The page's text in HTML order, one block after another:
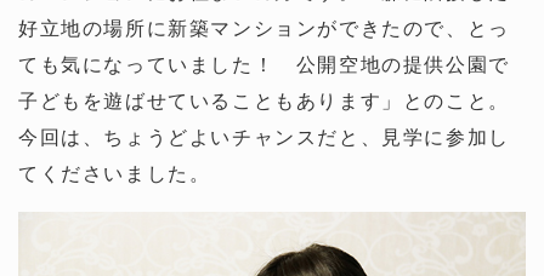
好立地の場所に新築マンションができたので、とっ
ても気になっていました！ 公開空地の提供公園で
子どもを遊ばせていることもあります」とのこと。
今回は、ちょうどよいチャンスだと、見学に参加し
てくださいました。